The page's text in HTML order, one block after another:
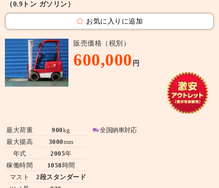
（0.9トン ガソリン）
お気に入りに追加
販売価格（税別）
600,000 円
最大荷重
最大揚高
年式
稼働時間
マスト
900kg
3000mm
2005年
1058 時間
2段スタンダード
全国納車対応